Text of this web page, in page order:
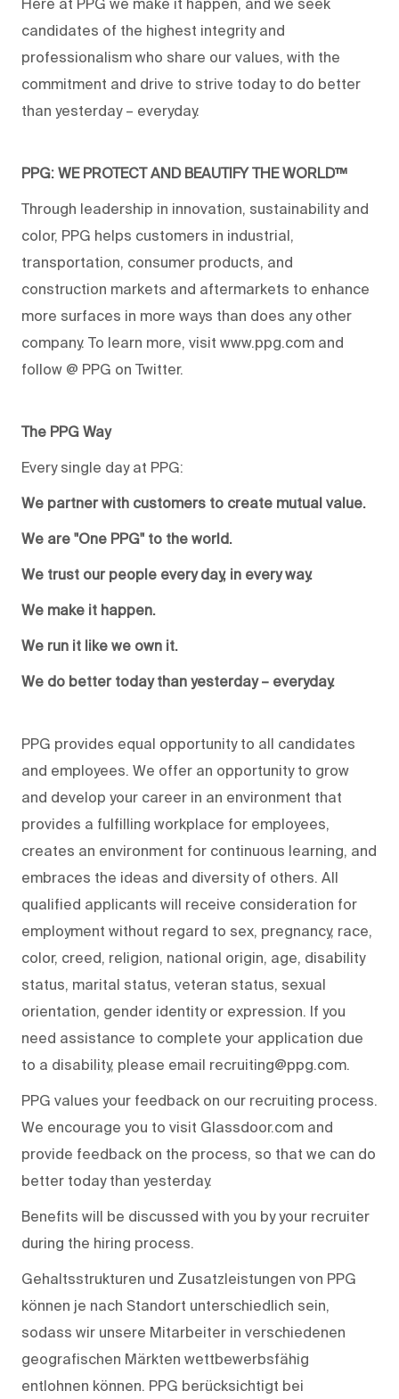
Here at PPG we make it happen, and we seek
candidates of the highest integrity and
professionalism who share our values, with the
commitment and drive to strive today to do better
than yesterday – everyday.
PPG: WE PROTECT AND BEAUTIFY THE WORLD™
Through leadership in innovation, sustainability and
color, PPG helps customers in industrial,
transportation, consumer products, and
construction markets and aftermarkets to enhance
more surfaces in more ways than does any other
company. To learn more, visit www.ppg.com and
follow @ PPG on Twitter.
The PPG Way
Every single day at PPG:
We partner with customers to create mutual value.
We are "One PPG" to the world.
We trust our people every day, in every way.
We make it happen.
We run it like we own it.
We do better today than yesterday – everyday.
PPG provides equal opportunity to all candidates
and employees. We offer an opportunity to grow
and develop your career in an environment that
provides a fulfilling workplace for employees,
creates an environment for continuous learning, and
embraces the ideas and diversity of others. All
qualified applicants will receive consideration for
employment without regard to sex, pregnancy, race,
color, creed, religion, national origin, age, disability
status, marital status, veteran status, sexual
orientation, gender identity or expression. If you
need assistance to complete your application due
to a disability, please email recruiting@ppg.com.
PPG values your feedback on our recruiting process.
We encourage you to visit Glassdoor.com and
provide feedback on the process, so that we can do
better today than yesterday.
Benefits will be discussed with you by your recruiter
during the hiring process.
Gehaltsstrukturen und Zusatzleistungen von PPG
können je nach Standort unterschiedlich sein,
sodass wir unsere Mitarbeiter in verschiedenen
geografischen Märkten wettbewerbsfähig
entlohnen können. PPG berücksichtigt bei